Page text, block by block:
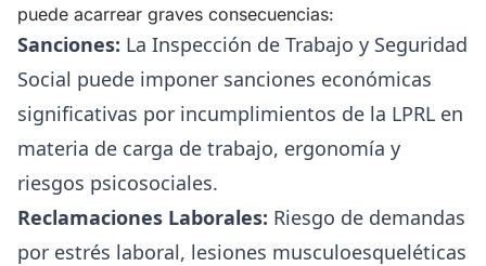
puede acarrear graves consecuencias:
Sanciones: La Inspección de Trabajo y Seguridad
Social puede imponer sanciones económicas
significativas por incumplimientos de la LPRL en
materia de carga de trabajo, ergonomía y
riesgos psicosociales.
Reclamaciones Laborales: Riesgo de demandas
por estrés laboral, lesiones musculoesqueléticas